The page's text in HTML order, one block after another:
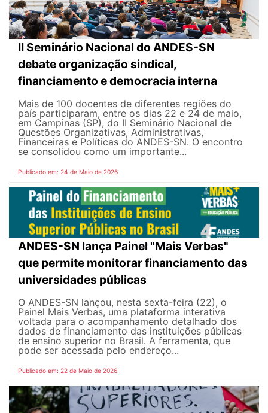
II Seminário Nacional do ANDES-SN
debate organização sindical,
financiamento e democracia interna
Mais de 100 docentes de diferentes regiões do
país participaram, entre os dias 22 e 24 de maio,
em Campinas (SP), do II Seminário Nacional de
Questões Organizativas, Administrativas,
Financeiras e Políticas do ANDES-SN. O encontro
se consolidou como um importante...
Publicado em: 24 de Maio de 2026
ANDES-SN lança Painel "Mais Verbas"
que permite monitorar financiamento das
universidades públicas
O ANDES-SN lançou, nesta sexta-feira (22), o
Painel Mais Verbas, uma plataforma interativa
voltada para o acompanhamento detalhado dos
dados de financiamento das instituições públicas
de ensino superior no Brasil. A ferramenta, que
pode ser acessada pelo endereço...
Publicado em: 22 de Maio de 2026